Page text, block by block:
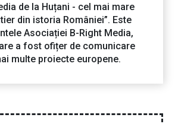
de la Huțani - cel mai mare
din istoria României”. Este
Asociației B-Right Media,
a fost ofițer de comunicare
multe proiecte europene.